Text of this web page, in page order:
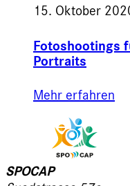
15. Oktober
Fotoshootings
Portraits
Mehr erfahren
SPOCAP